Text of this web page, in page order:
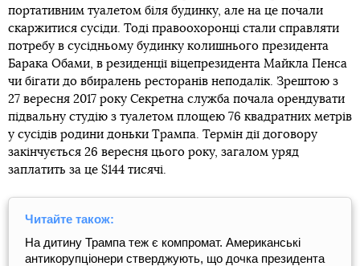
портативним туалетом біля будинку, але на це почали
скаржитися сусіди. Тоді правоохоронці стали справляти
потребу в сусідньому будинку колишнього президента
Барака Обами, в резиденції віцепрезидента Майкла Пенса
чи бігати до вбиралень ресторанів неподалік. Зрештою з
27 вересня 2017 року Секретна служба почала орендувати
підвальну студію з туалетом площею 76 квадратних метрів
у сусідів родини доньки Трампа. Термін дії договору
закінчується 26 вересня цього року, загалом уряд
заплатить за це $144 тисячі.
Читайте також:
На дитину Трампа теж є компромат. Американські
антикорупціонери стверджують, що дочка президента